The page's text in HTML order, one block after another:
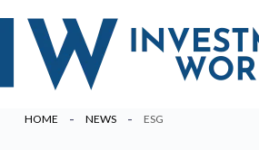
Inhalt
springen
HOME NEWS ESG